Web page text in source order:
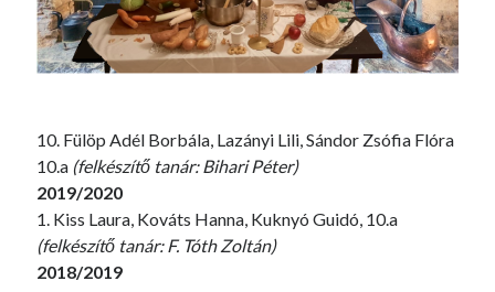
10. Fülöp Adél Borbála, Lazányi Lili, Sándor Zsófia Flóra
10.a (felkészítő tanár: Bihari Péter)
2019/2020
1. Kiss Laura, Kováts Hanna, Kuknyó Guidó, 10.a
(felkészítő tanár: F. Tóth Zoltán)
2018/2019